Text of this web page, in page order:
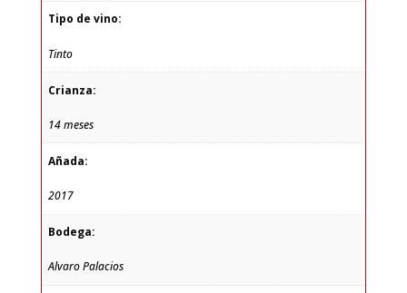
Tipo de vino:
Tinto
Crianza:
14 meses
Añada:
2017
Bodega:
Alvaro Palacios